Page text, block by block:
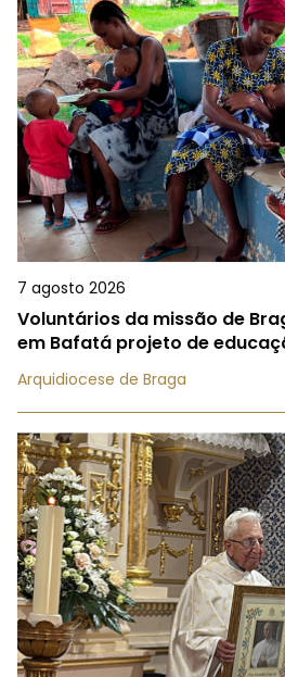
7 agosto 2026
Voluntários da missão de
em Bafatá projeto de
Arquidiocese de Braga